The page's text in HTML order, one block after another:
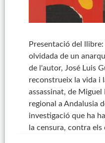
Presentació del
olvidada de un
de l'autor, José Luis
reconstrueix la vida i
assassinat, de
regional a Andalusia
investigació que ha
la censura, contra